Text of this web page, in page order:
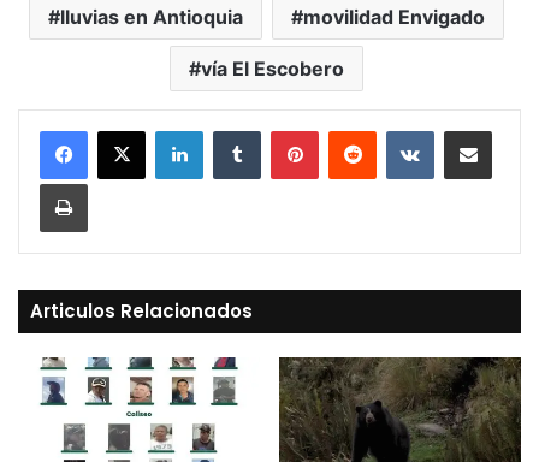
lluvias en Antioquia movilidad Envigado
vía El Escobero
LinkedInTumblr PinterestReddit VKontakteCompartir vía Mail
Print
Articulos Relacionados